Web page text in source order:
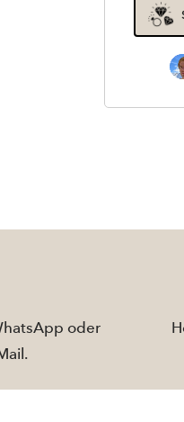
oder